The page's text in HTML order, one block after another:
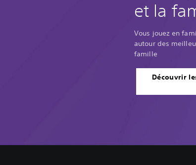
et la
Vous jouez en
autour des
famille
Découvrir